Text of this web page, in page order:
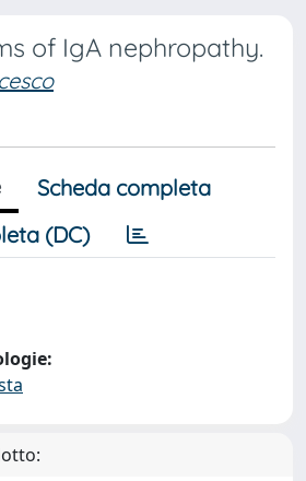
of IgA nephropathy.
Scheda completa
(DC)